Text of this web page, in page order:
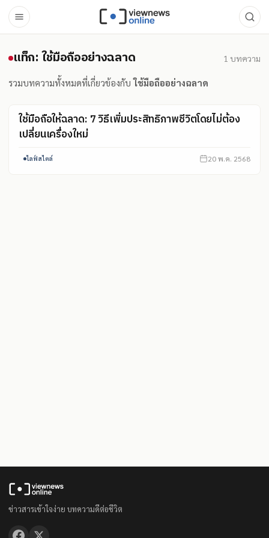
แท็ก: ใช้มือถืออย่างฉลาด
แท็ก: ใช้มือถืออย่างฉลาด 1 บทความ
รวมบทความทั้งหมดที่เกี่ยวข้องกับใช้มือถืออย่างฉลาด
ใช้มือถือให้ฉลาด: 7 วิธีเพิ่มประสิทธิภาพชีวิตโดยไม่ต้อง
เปลี่ยนเครื่องใหม่
ไลฟ์สไตล์ 20 พ.ค. 2568
ข่าวสารเข้าใจง่าย บทความดีต่อชีวิต